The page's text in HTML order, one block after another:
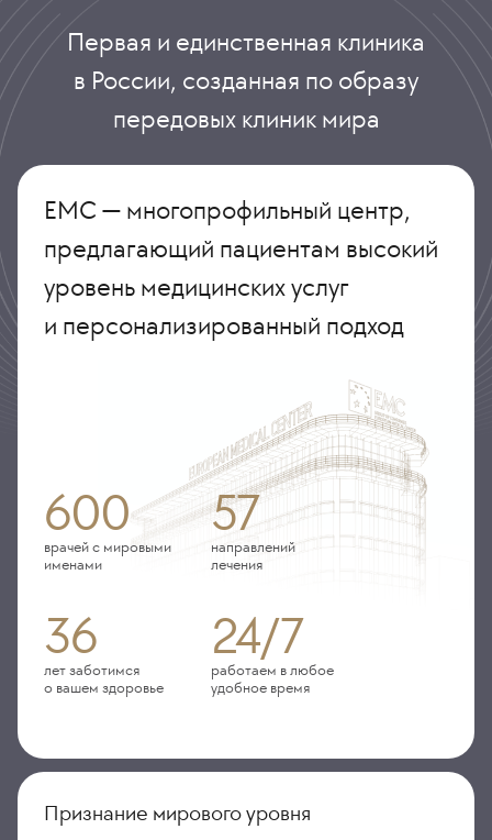
Первая и единственная клиника
в России, созданная по образу
передовых клиник мира
ЕМС — многопрофильный центр,
предлагающий пациентам высокий
уровень медицинских услуг
и персонализированный подход
600
врачей с мировыми
именами
57
направлений
лечения
36
лет заботимся
о вашем здоровье
24/7
работаем в любое
удобное время
Признание мирового уровня